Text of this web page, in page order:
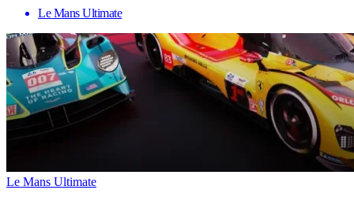
Le Mans Ultimate
Le Mans Ultimate